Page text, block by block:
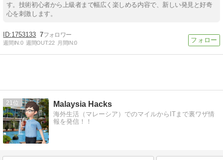
す。技術初心者から上級者まで幅広く楽しめる内容で、新しい発見と好奇
心を刺激します。
1753133 7
週間IN:0 週間OUT:22 月間IN:0
21 Malaysia Hacks
海外生活（マレーシア）でのマイルからITまで裏ワザ情
報を発信！！